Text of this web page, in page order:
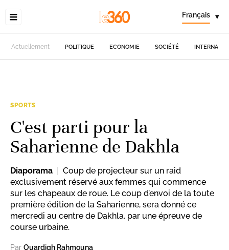
Français ▾
Actuellement POLITIQUE ECONOMIE SOCIÉTÉ
SPORTS
C'est parti pour la
Saharienne de Dakhla
Diaporama
Coup de projecteur sur un raid
exclusivement réservé aux femmes qui commence
sur les chapeaux de roue. Le coup d’envoi de la toute
première édition de la Saharienne, sera donné ce
mercredi au centre de Dakhla, par une épreuve de
course urbaine.
Par Ouardigh Rahmouna